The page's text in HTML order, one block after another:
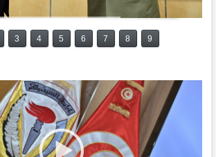
3 4 5 6 7 8 9